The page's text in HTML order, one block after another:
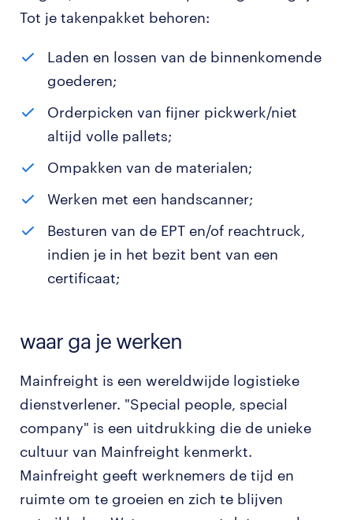
Tot je takenpakket behoren:
Laden en lossen van de binnenkomende
goederen;
Orderpicken van fijner pickwerk/niet
altijd volle pallets;
Ompakken van de materialen;
Werken met een handscanner;
Besturen van de EPT en/of reachtruck,
indien je in het bezit bent van een
certificaat;
waar ga je werken
Mainfreight is een wereldwijde logistieke
dienstverlener. "Special people, special
company" is een uitdrukking die de unieke
cultuur van Mainfreight kenmerkt.
Mainfreight geeft werknemers de tijd en
ruimte om te groeien en zich te blijven